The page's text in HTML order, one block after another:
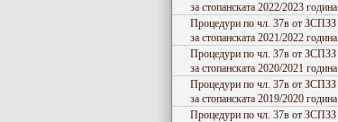
за стопанската 2022/2023 година
Процедури по чл. 37в от ЗСПЗЗ
за стопанската 2021/2022 година
Процедури по чл. 37в от ЗСПЗЗ
за стопанската 2020/2021 година
Процедури по чл. 37в от ЗСПЗЗ
за стопанската 2019/2020 година
Процедури по чл. 37в от ЗСПЗЗ